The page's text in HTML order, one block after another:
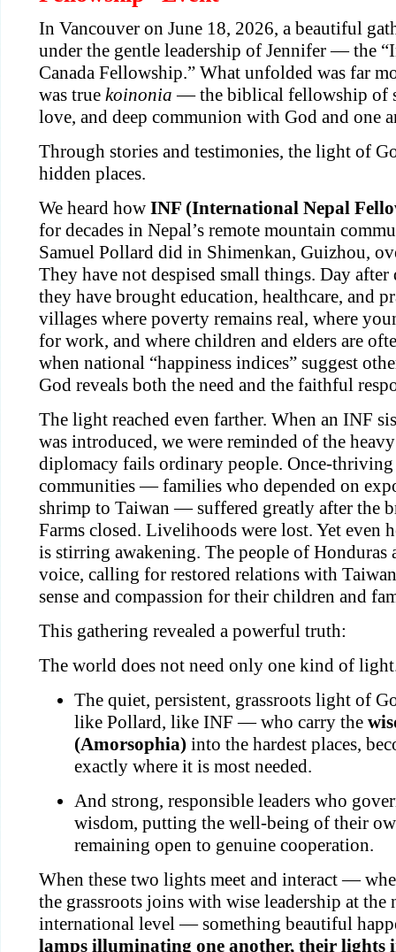
In Vancouver on June 18, 2026, a beautiful
under the gentle leadership of Jennifer — the
Canada Fellowship.” What unfolded was far
was true koinonia — the biblical fellowship of
love, and deep communion with God and one
Through stories and testimonies, the light of
hidden places.
We heard how INF (International Nepal
for decades in Nepal’s remote mountain
Samuel Pollard did in Shimenkan, Guizhou,
They have not despised small things. Day after
they have brought education, healthcare, and
villages where poverty remains real, where
for work, and where children and elders are
when national “happiness indices” suggest
God reveals both the need and the faithful
The light reached even farther. When an INF
was introduced, we were reminded of the
diplomacy fails ordinary people. Once-
communities — families who depended on
shrimp to Taiwan — suffered greatly after the
Farms closed. Livelihoods were lost. Yet even
is stirring awakening. The people of Honduras
voice, calling for restored relations with
sense and compassion for their children and
This gathering revealed a powerful truth:
The world does not need only one kind of
The quiet, persistent, grassroots light of
like Pollard, like INF — who carry the
(Amorsophia) into the hardest places,
exactly where it is most needed.
And strong, responsible leaders who
wisdom, putting the well-being of their
remaining open to genuine cooperation.
When these two lights meet and interact —
the grassroots joins with wise leadership at the
international level — something beautiful
lamps illuminating one another, their lights